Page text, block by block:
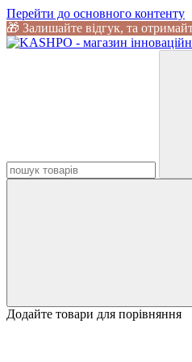
Перейти до основного контенту
🎁 Залишайте відгук, та
Додайте товари для порівняння